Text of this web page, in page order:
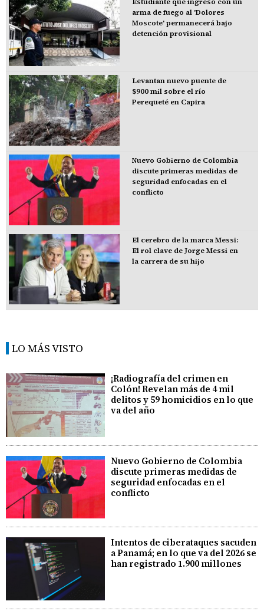
arma de fuego al 'Dolores
Moscote' permanecerá bajo
detención provisional
Levantan nuevo puente de
$900 mil sobre el río
Perequeté en Capira
Nuevo Gobierno de Colombia
discute primeras medidas de
seguridad enfocadas en el
conflicto
El cerebro de la marca Messi:
El rol clave de Jorge Messi en
la carrera de su hijo
LO MÁS VISTO
¡Radiografía del crimen en
Colón! Revelan más de 4 mil
delitos y 59 homicidios en lo que
va del año
Nuevo Gobierno de Colombia
discute primeras medidas de
seguridad enfocadas en el
conflicto
Intentos de ciberataques sacuden
a Panamá; en lo que va del 2026 se
han registrado 1.900 millones